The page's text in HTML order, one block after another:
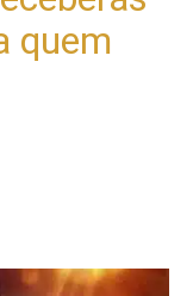
quem